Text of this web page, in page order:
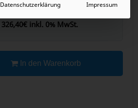
326,40€ inkl. 0% MwSt.
In den Warenkorb
Datenschutzerklärung Impressum